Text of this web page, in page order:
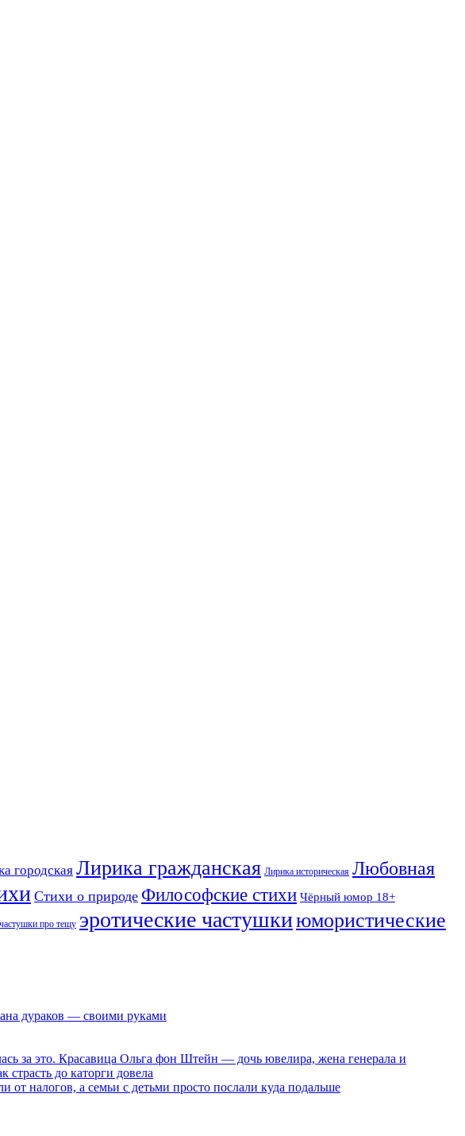
городская Лирика гражданская Лирика историческая Любовная
Стихи о природе Философские стихи Чёрный юмор 18+
частушки про тещу эротические частушкиюмористические
дураков — своими руками
за это. Красавица Ольга фон Штейн — дочь ювелира, жена генерала и
до каторги довела
налогов, а семьи с детьми просто послали куда подальше